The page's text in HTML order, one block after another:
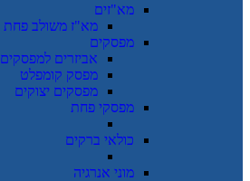
מא"זים
מא"ז משולב פחת
מפסקים
אביזרים למפסקים
מפסק קומפלט
מפסקים יצוקים
מפסקי פחת
כולאי ברקים
מוני אנרגיה